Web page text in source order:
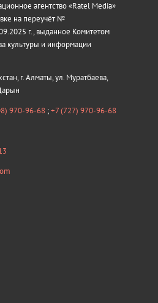
агентство «Ratel Media»
на переучёт №
г., выданное Комитетом
культуры и информации
г. Алматы, ул. Муратбаева,
970-96-68 ;+7 (727) 970-96-68